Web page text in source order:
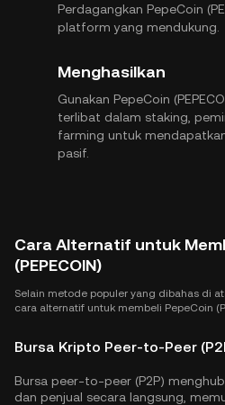
Perdagangkan PepeCoin
platform yang mendukung.
Menghasilkan
Gunakan PepeCoin
terlibat dalam staking,
farming untuk
pasif.
Cara Alternatif untuk
(PEPECOIN)
Selain metode populer yang dibahas di
cara alternatif untuk membeli PepeCoin
Bursa Kripto Peer-to-Peer
Bursa peer-to-peer (P2P)
dan penjual secara langsung,